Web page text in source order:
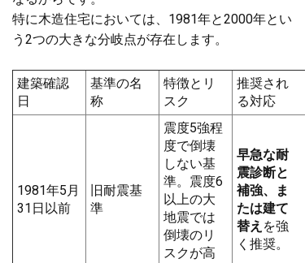
特に木造住宅においては、1981年と2000年とい
う2つの大きな分岐点が存在します。
建築確認
日
基準の名
称
特徴とリ
スク
推奨され
る対応
1981年5月
31日以前
旧耐震基
準
震度5強程
度で倒壊
しない基
準。震度6
以上の大
地震では
倒壊のリ
スクが高
早急な耐
震診断と
補強、ま
たは建て
替え を強
く推奨。